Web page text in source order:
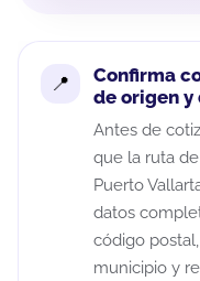
Confirma
de origen y
Antes de
que la ruta
Puerto
datos
código
municipio y